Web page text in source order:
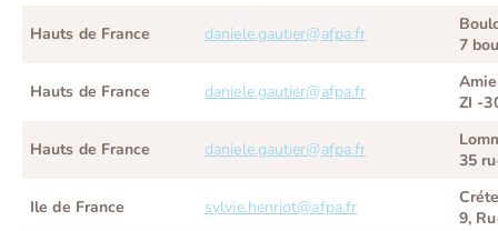
Hauts de France daniele.gautier@afpa.fr
7
Hauts de France daniele.gautier@afpa.fr
ZI -
Hauts de France daniele.gautier@afpa.fr
35
Ile de France sylvie.henriot@afpa.fr
9,